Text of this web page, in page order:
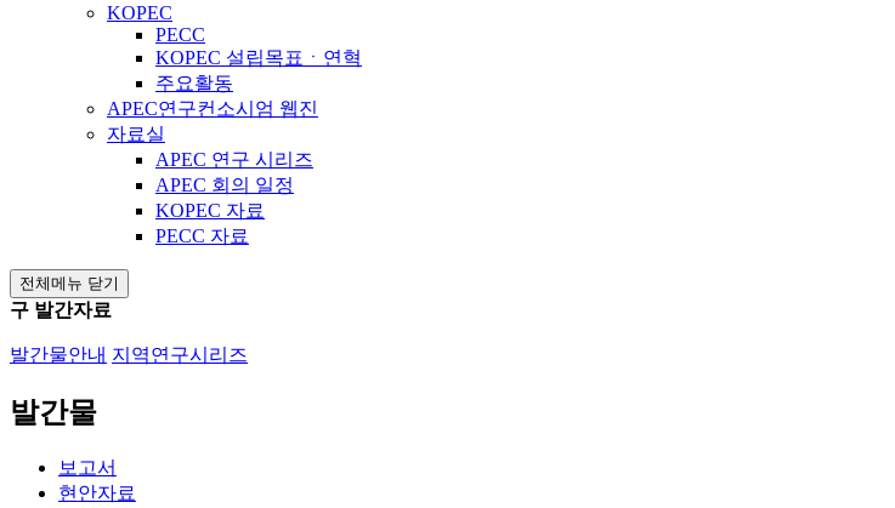
KOPEC
PECC
KOPEC 설립목표ㆍ연혁
주요활동
APEC연구컨소시엄 웹진
자료실
APEC 연구 시리즈
APEC 회의 일정
KOPEC 자료
PECC 자료
전체메뉴 닫기
구 발간자료
발간물안내 지역연구시리즈
발간물
보고서
현안자료